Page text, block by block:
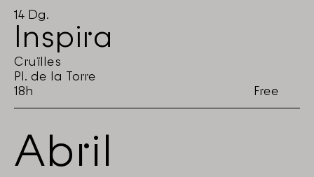
14 Dg.
Inspira
Cruïlles
Pl. de la Torre
18h
Free
Abril